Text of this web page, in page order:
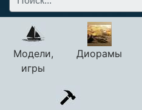
Модели,
игры
Диорамы